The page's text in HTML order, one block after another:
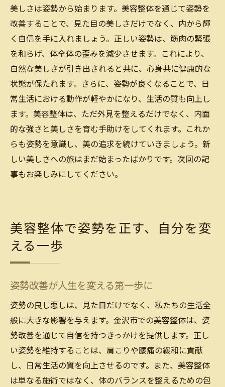
美しさは姿勢から始まります。美容整体を通じて姿勢を
改善することで、見た目の美しさだけでなく、内から輝
く自信を手に入れましょう。正しい姿勢は、筋肉の緊張
を和らげ、体全体の歪みを減少させます。これにより、
自然な美しさが引き出されると共に、心身共に健康的な
状態が保たれます。さらに、姿勢が良くなることで、日
常生活における動作が軽やかになり、生活の質も向上し
ます。美容整体は、ただ外見を整えるだけでなく、内面
的な強さと美しさを育む手助けをしてくれます。これか
らも姿勢を意識し、美の追求を続けていきましょう。新
しい美しさへの旅はまだ始まったばかりです。次回の記
事もお楽しみにしてください。
美容整体で姿勢を正す、自分を変
える一歩
姿勢改善が人生を変える第一歩に
姿勢の良し悪しは、見た目だけでなく、私たちの生活全
般に大きな影響を与えます。金沢市での美容整体は、姿
勢改善を通じて自信を持つきっかけを提供します。正し
い姿勢を維持することは、肩こりや腰痛の緩和に貢献
し、日常生活の質を向上させるのです。また、美容整体
は単なる施術ではなく、体のバランスを整えるための包